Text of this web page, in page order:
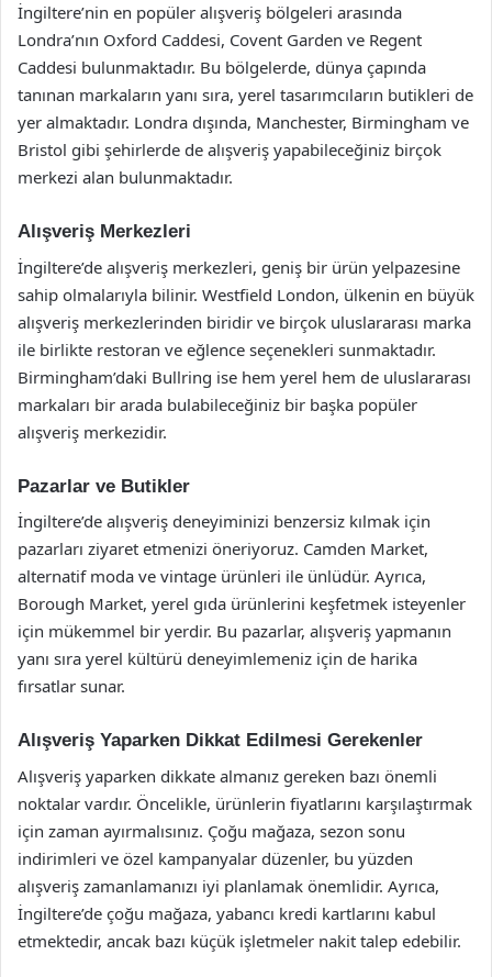
İngiltere’nin en popüler alışveriş bölgeleri arasında
Londra’nın Oxford Caddesi, Covent Garden ve Regent
Caddesi bulunmaktadır. Bu bölgelerde, dünya çapında
tanınan markaların yanı sıra, yerel tasarımcıların butikleri de
yer almaktadır. Londra dışında, Manchester, Birmingham ve
Bristol gibi şehirlerde de alışveriş yapabileceğiniz birçok
merkezi alan bulunmaktadır.
Alışveriş Merkezleri
İngiltere’de alışveriş merkezleri, geniş bir ürün yelpazesine
sahip olmalarıyla bilinir. Westfield London, ülkenin en büyük
alışveriş merkezlerinden biridir ve birçok uluslararası marka
ile birlikte restoran ve eğlence seçenekleri sunmaktadır.
Birmingham’daki Bullring ise hem yerel hem de uluslararası
markaları bir arada bulabileceğiniz bir başka popüler
alışveriş merkezidir.
Pazarlar ve Butikler
İngiltere’de alışveriş deneyiminizi benzersiz kılmak için
pazarları ziyaret etmenizi öneriyoruz. Camden Market,
alternatif moda ve vintage ürünleri ile ünlüdür. Ayrıca,
Borough Market, yerel gıda ürünlerini keşfetmek isteyenler
için mükemmel bir yerdir. Bu pazarlar, alışveriş yapmanın
yanı sıra yerel kültürü deneyimlemeniz için de harika
fırsatlar sunar.
Alışveriş Yaparken Dikkat Edilmesi Gerekenler
Alışveriş yaparken dikkate almanız gereken bazı önemli
noktalar vardır. Öncelikle, ürünlerin fiyatlarını karşılaştırmak
için zaman ayırmalısınız. Çoğu mağaza, sezon sonu
indirimleri ve özel kampanyalar düzenler, bu yüzden
alışveriş zamanlamanızı iyi planlamak önemlidir. Ayrıca,
İngiltere’de çoğu mağaza, yabancı kredi kartlarını kabul
etmektedir, ancak bazı küçük işletmeler nakit talep edebilir.